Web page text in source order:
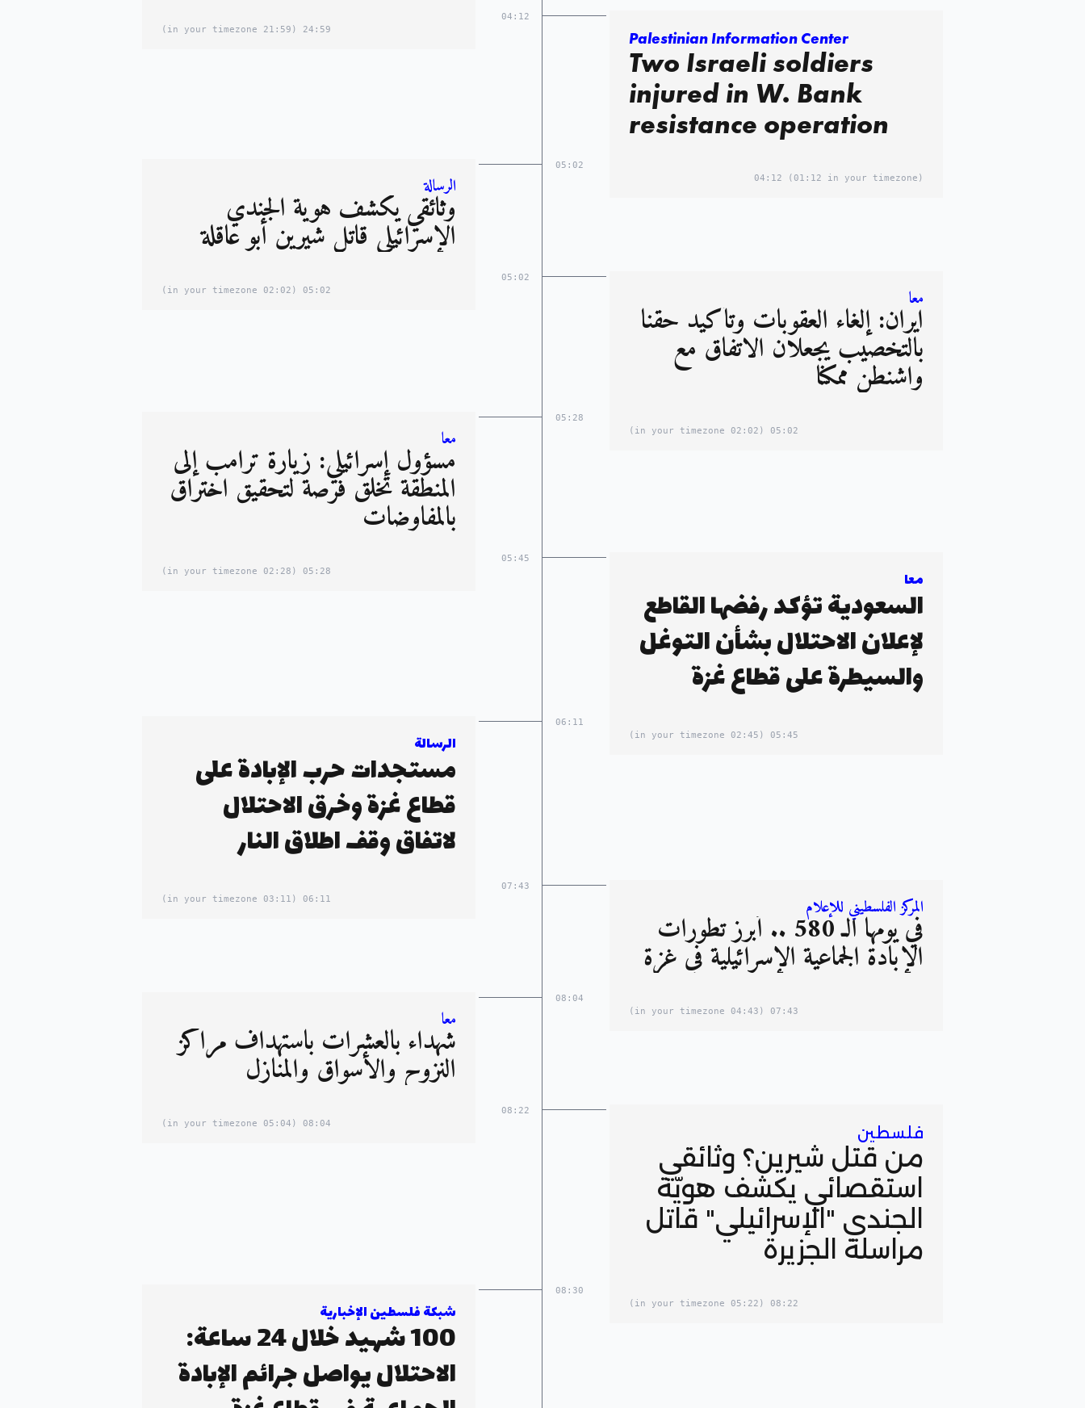
24:59
(21:59 in your timezone)
04:12
Palestinian Information Center
Two Israeli soldiers
injured in W. Bank
resistance operation
04:12 (01:12 in your timezone)
05:02
الرسالة
وثائقي يكشف هوية الجندي
الإسرائيلي قاتل شيرين أبو عاقلة
05:02
(02:02 in your timezone)
05:02
معا
ايران: إلغاء العقوبات وتأكيد حقنا
بالتخصيب يجعلان الاتفاق مع
واشنطن ممكنا
05:02
(02:02 in your timezone)
05:28
معا
مسؤول إسرائيلي: زيارة ترامب إلى
المنطقة تخلق فرصة لتحقيق اختراق
بالمفاوضات
05:28
(02:28 in your timezone)
05:45
معا
السعودية تؤكد رفضها القاطع
لإعلان الاحتلال بشأن التوغل
والسيطرة على قطاع غزة
05:45
(02:45 in your timezone)
06:11
الرسالة
مستجدات حرب الإبادة على
قطاع غزة وخرق الاحتلال
لاتفاق وقف اطلاق النار
06:11
(03:11 in your timezone)
07:43
المركز الفلسطيني للإعلام في يومها الـ 580 .. أبرز تطورات
الإبادة الجماعية الإسرائيلية في غزة
07:43
(04:43 in your timezone)
08:04
معا
شهداء بالعشرات باستهداف مراكز
النزوح والأسواق والمنازل
08:04
(05:04 in your timezone)
08:22
فلسطين
من قتل شيرين؟ وثائقي
استقصائي يكشف هويّة
الجندي "الإسرائيلي" قاتل
مراسلة الجزيرة
08:22
(05:22 in your timezone)
08:30
شبكة فلسطين الإخبارية
100 شهيد خلال 24 ساعة:
الاحتلال يواصل جرائم الإبادة